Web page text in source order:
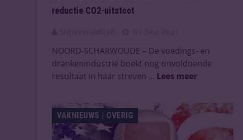
reductie CO2-uitstoot
NOORD-SCHARWOUDE – De voedings- en
drankenindustrie boekt nog onvoldoende
resultaat in haar streven ... Lees meer
VAKNIEUWS | OVERIG